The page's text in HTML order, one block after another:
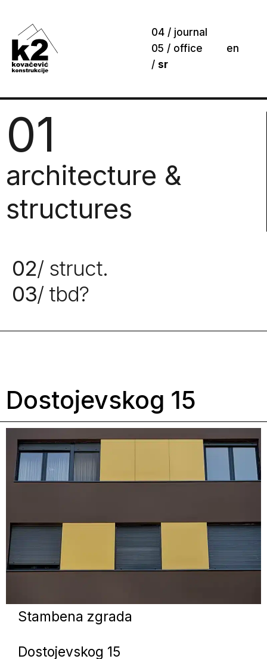
04 / journal
05 / office
en
/ sr
01
architecture &
structures
02/ struct.
03/ tbd?
Dostojevskog 15
Stambena zgrada
Dostojevskog 15